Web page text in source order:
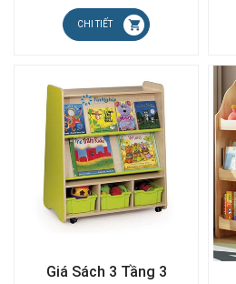
CHI TIẾT
Giá Sách 3 Tầng 3